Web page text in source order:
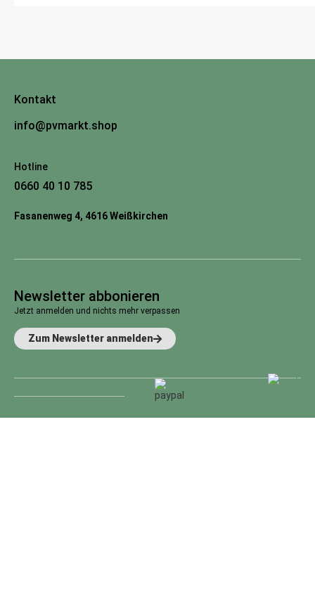
Kontakt
info@pvmarkt.shop
Hotline
0660 40 10 785
Fasanenweg 4, 4616 Weißkirchen
Newsletter abbonieren
Jetzt anmelden und nichts mehr verpassen
Zum Newsletter anmelden